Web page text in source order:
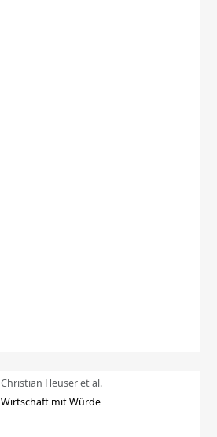
Christian Heuser et al.
Wirtschaft mit Würde